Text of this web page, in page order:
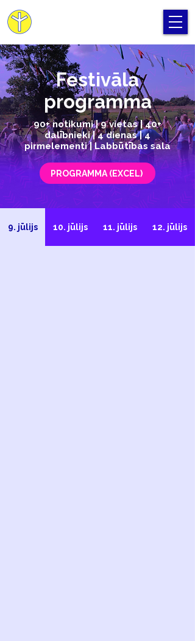
Festivāla
programma
90+ notikumi | 9 vietas | 40+
dalībnieki | 4 dienas | 4
pirmelementi | Labbūtības sala
PROGRAMMA (EXCEL)
9. jūlijs 10. jūlijs 11. jūlijs 12. jūlijs